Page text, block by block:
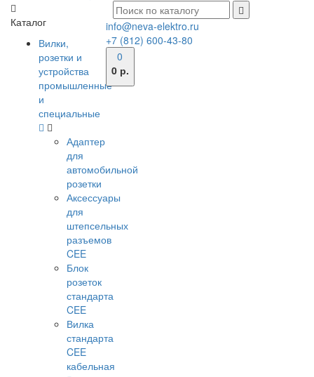
Каталог
Вилки,
розетки и
устройства
промышленные
и
специальные
Адаптер
для
автомобильной
розетки
Аксессуары
для
штепсельных
разъемов
CEE
Блок
розеток
стандарта
CEE
Вилка
стандарта
CEE
кабельная
info@neva-elektro.ru
+7 (812) 600-43-80
0
0 р.